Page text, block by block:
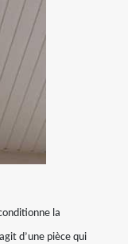
la
d’une pièce qui